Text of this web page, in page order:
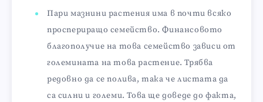
Пари мазнини растения има в почти всяко
проспериращо семейство. Финансовото
благополучие на това семейство зависи от
големината на това растение. Трябва
редовно да се полива, така че листата да
са силни и големи. Това ще доведе до факта,